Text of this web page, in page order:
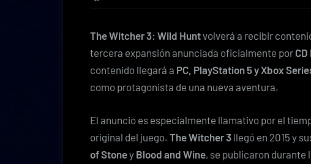
The Witcher 3: Wild Huntvolverá a recibir
tercera expansión anunciada oficialmente por
contenido llegará a PC, PlayStation 5 y Xbox
como protagonista de una nueva aventura.
El anuncio es especialmente llamativo por el
original del juego. The Witcher 3 llegó en 2015 y
of Stoney Blood and Wine, se publicaron durante